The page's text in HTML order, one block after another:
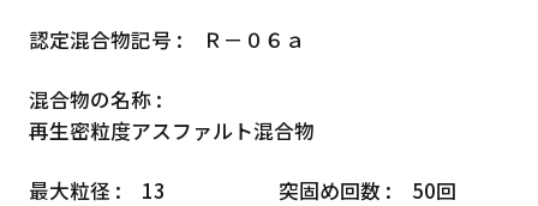
Ｒ－０６ａ
再生密粒度アスファルト混合物
13 50回